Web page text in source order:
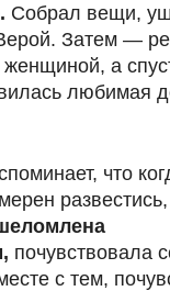
Собрал вещи,
Затем —
а
любимая
что
почувствовала
с тем,